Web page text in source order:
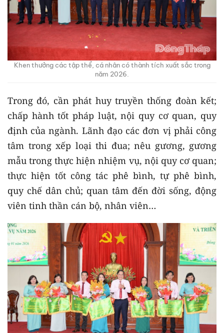
Khen thưởng các tập thể, cá nhân có thành tích xuất sắc trong
năm 2026.
Trong đó, cần phát huy truyền thống đoàn kết;
chấp hành tốt pháp luật, nội quy cơ quan, quy
định của ngành. Lãnh đạo các đơn vị phải công
tâm trong xếp loại thi đua; nêu gương, gương
mẫu trong thực hiện nhiệm vụ, nội quy cơ quan;
thực hiện tốt công tác phê bình, tự phê bình,
quy chế dân chủ; quan tâm đến đời sống, động
viên tinh thần cán bộ, nhân viên…